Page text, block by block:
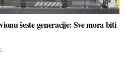
šeste generacije: Sve mora biti